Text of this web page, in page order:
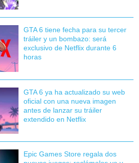
GTA 6 tiene fecha para su tercer
tráiler y un bombazo: será
exclusivo de Netflix durante 6
horas
GTA 6 ya ha actualizado su web
oficial con una nueva imagen
antes de lanzar su tráiler
extendido en Netflix
Epic Games Store regala dos